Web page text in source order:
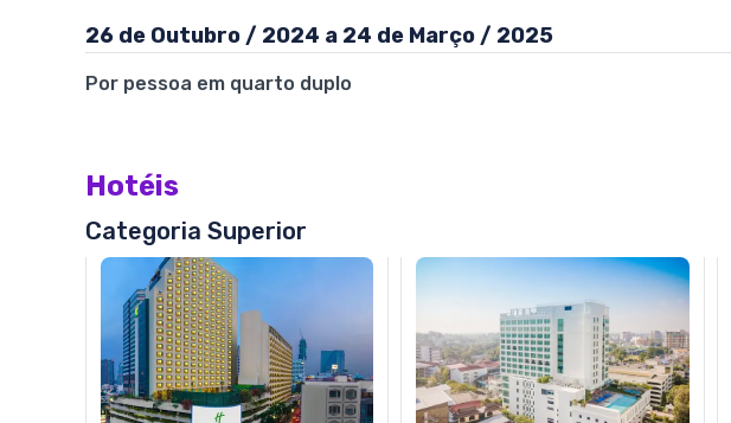
26 de Outubro / 2024 a 24 de Março / 2025
Por pessoa em quarto duplo
Hotéis
Categoria Superior